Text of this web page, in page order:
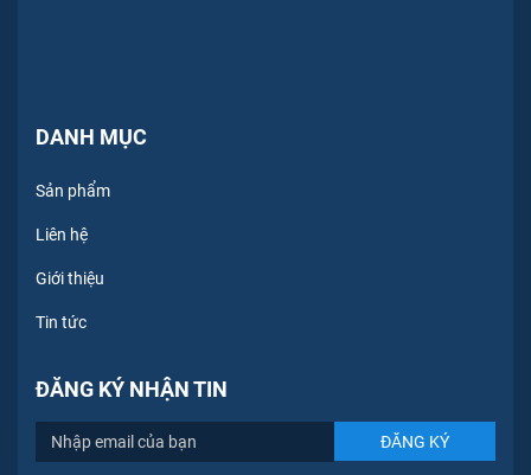
DANH MỤC
Sản phẩm
Liên hệ
Giới thiệu
Tin tức
ĐĂNG KÝ NHẬN TIN